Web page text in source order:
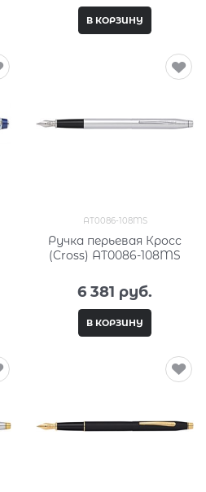
В КОРЗИНУ
AT0086-108MS
Ручка перьевая Кросс
(Cross) AT0086-108MS
6 381 руб.
В КОРЗИНУ